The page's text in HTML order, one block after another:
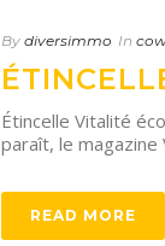
By diversimmo In
Étincelle Vitalité
paraît, le
READ MORE